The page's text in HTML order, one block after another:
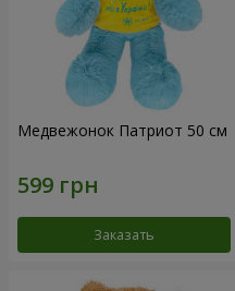
Медвежонок Патриот 50 см
Заказать